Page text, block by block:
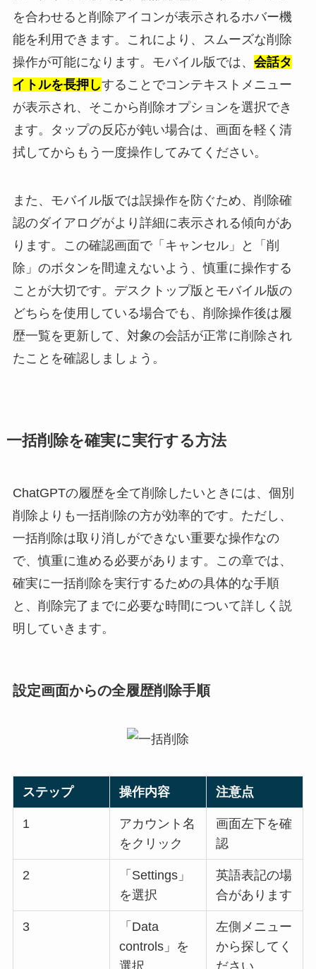
を合わせると削除アイコンが表示されるホバー機
能を利用できます。これにより、スムーズな削除
操作が可能になります。モバイル版では、 会話タ
イトルを長押しすることでコンテキストメニュー
が表示され、そこから削除オプションを選択でき
ます。タップの反応が鈍い場合は、画面を軽く清
拭してからもう一度操作してみてください。
また、モバイル版では誤操作を防ぐため、削除確
認のダイアログがより詳細に表示される傾向があ
ります。この確認画面で「キャンセル」と「削
除」のボタンを間違えないよう、慎重に操作する
ことが大切です。デスクトップ版とモバイル版の
どちらを使用している場合でも、削除操作後は履
歴一覧を更新して、対象の会話が正常に削除され
たことを確認しましょう。
一括削除を確実に実行する方法
ChatGPTの履歴を全て削除したいときには、個別
削除よりも一括削除の方が効率的です。ただし、
一括削除は取り消しができない重要な操作なの
で、慎重に進める必要があります。この章では、
確実に一括削除を実行するための具体的な手順
と、削除完了までに必要な時間について詳しく説
明していきます。
設定画面からの全履歴削除手順
ステップ 操作内容 注意点
1
アカウント名
をクリック
画面左下を確
認
2
「Settings」
を選択
英語表記の場
合があります
3
「Data
controls」を
選択
左側メニュー
から探してく
ださい